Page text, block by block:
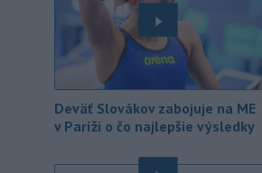
pod kontrolou.
bude predmetom vyšetrovania. Pre
TASR to potvrdil hovorca rafinérie
Anton Molnár.
- Ministerstvo kultúry (MK) SR
upraví verziu opatrenia o
podrobnostiach poskytovania dotácií v
pôsobnosti rezortu.
Deväť Slovákov zabojuje na ME
v Paríži o čo najlepšie výsledky